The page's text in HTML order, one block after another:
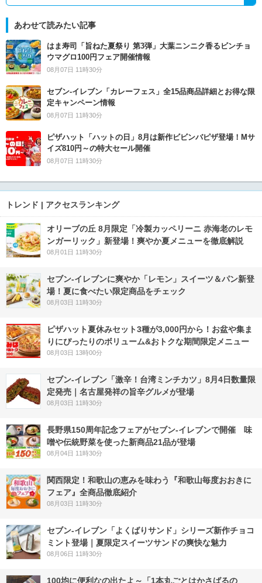
あわせて読みたい記事
はま寿司「旨ねた夏祭り 第3弾」大葉ニンニク香るビンチョ
ウマグロ100円フェア開催情報
08月07日 11時30分
セブン‐イレブン「カレーフェス」全15品商品詳細とお得な限
定キャンペーン情報
08月07日 11時30分
ピザハット「ハットの日」8月は新作ビビンバピザ登場！Mサ
イズ810円～の特大セール開催
08月07日 11時30分
トレンド | アクセスランキング
オリーブの丘 8月限定「冷製カッペリーニ 赤海老のレモ
ンガーリック」新登場！爽やか夏メニューを徹底解説
08月01日 11時30分
セブン‐イレブンに爽やか「レモン」スイーツ＆パン新登
場！夏に食べたい限定商品をチェック
08月03日 11時30分
ピザハット夏休みセット3種が3,000円から！お盆や集ま
りにぴったりのボリューム&おトクな期間限定メニュー
08月03日 13時00分
セブン-イレブン「激辛！台湾ミンチカツ」8月4日数量限
定発売｜名古屋発祥の旨辛グルメが登場
08月03日 11時30分
長野県150周年記念フェアがセブン-イレブンで開催 味
噌や伝統野菜を使った新商品21品が登場
08月04日 11時30分
関西限定！和歌山の恵みを味わう『和歌山毎度おおきに
フェア』全商品徹底紹介
08月03日 11時30分
セブン‐イレブン「よくばりサンド」シリーズ新作チョコ
ミント登場｜夏限定スイーツサンドの爽快な魅力
08月06日 11時30分
100均に便利なの出たよ～「1本丸ごとはかさばるの